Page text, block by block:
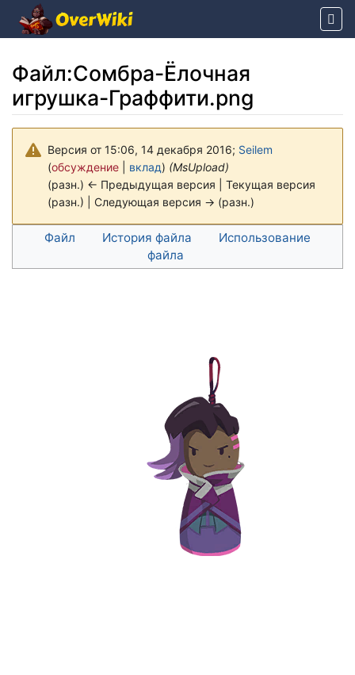
Файл:Сомбра-Ёлочная
игрушка-Граффити.png
Версия от 15:06, 14 декабря 2016; Seilem
(обсуждение вклад) (MsUpload)
(разн.) ← Предыдущая версия | Текущая версия
(разн.) | Следующая версия → (разн.)
Перейти к: навигация, поиск
Файл История файла
Использование
файла